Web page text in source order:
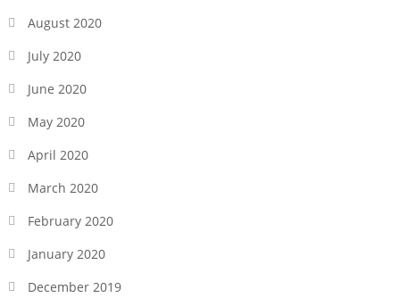
August 2020
July 2020
June 2020
May 2020
April 2020
March 2020
February 2020
January 2020
December 2019